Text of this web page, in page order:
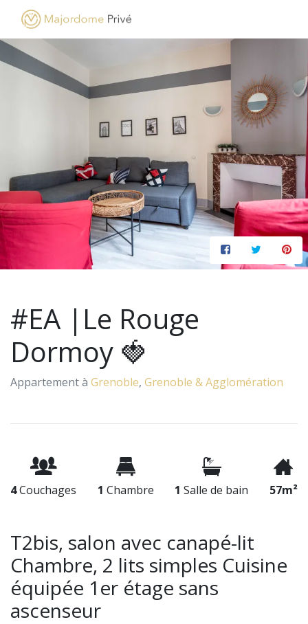
#EA |Le Rouge
Dormoy 🍓
Appartement à Grenoble, Grenoble & Agglomération
4Couchages 1 Chambre 1 Salle de bain 57m²
T2bis, salon avec canapé-lit
Chambre, 2 lits simples Cuisine
équipée 1er étage sans
ascenseur